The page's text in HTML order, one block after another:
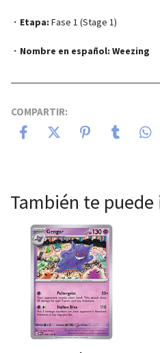
・ Etapa: Fase 1 (Stage 1)
・ Nombre en español: Weezing
COMPARTIR:
También te